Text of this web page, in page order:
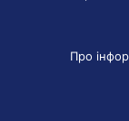
Про